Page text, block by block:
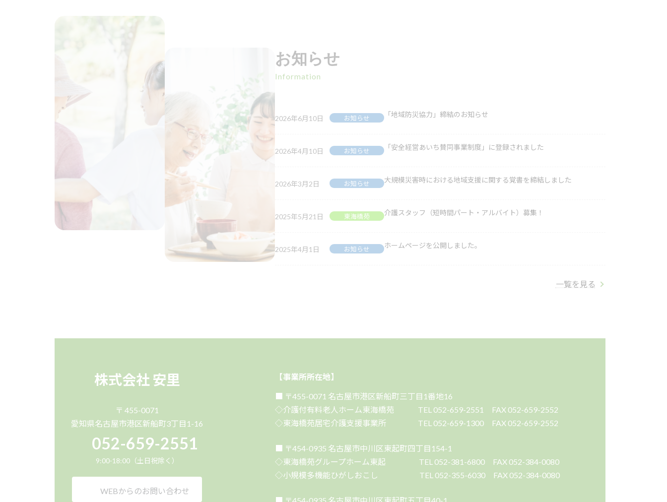
お知らせ
Information
2026年6月10日 お知らせ 「地域防災協力」締結のお知らせ
2026年4月10日 お知らせ 「安全経営あいち賛同事業制度」に登録されました
2026年3月2日 お知らせ 大規模災害時における地域支援に関する覚書を締結しました
2025年5月21日 東海橋苑 介護スタッフ（短時間パート・アルバイト）募集！
2025年4月1日 お知らせ ホームページを公開しました。
一覧を見る
株式会社 安里
〒 455-0071
愛知県名古屋市港区新船町3丁目1-16
052-659-2551
9:00-18:00（土日祝除く）
WEBからのお問い合わせ
【事業所所在地】
■ 〒455-0071 名古屋市港区新船町三丁目1番地16
◇介護付有料老人ホーム東海橋苑 TEL 052-659-2551 FAX 052-659-2552
◇東海橋苑居宅介護支援事業所 TEL 052-659-1300 FAX 052-659-2552
■ 〒454-0935 名古屋市中川区東起町四丁目154-1
◇東海橋苑グループホーム東起 TEL 052-381-6800 FAX 052-384-0080
◇小規模多機能ひがしおこし TEL 052-355-6030 FAX 052-384-0080